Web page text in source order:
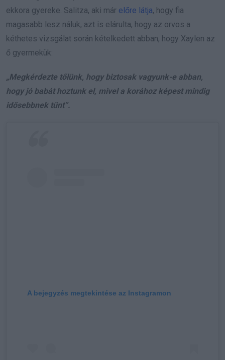
ekkora gyereke. Salitza, aki már előre látja, hogy fia
magasabb lesz náluk, azt is elárulta, hogy az orvos a
kéthetes vizsgálat során kételkedett abban, hogy Xaylen az
ő gyermekük:
„Megkérdezte tőlünk, hogy biztosak vagyunk-e abban,
hogy jó babát hoztunk el, mivel a korához képest mindig
idősebbnek tűnt”.
A bejegyzés megtekintése az Instagramon